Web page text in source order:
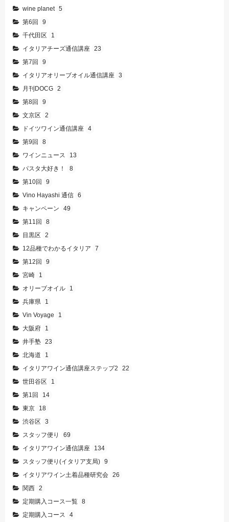
wine planet 5
第6回
9
千代田区
1
イタリアチーズ通信講座 23
第7回
9
イタリアオリーブオイル通信講座 3
月刊DOCG 2
第8回
9
文京区
2
ドイツワイン通信講座 4
第9回
8
ワインニュース
13
パスタ大好き！
8
第10回
9
Vino Hayashi 通信 6
キャンペーン
49
第11回
8
目黒区
2
12品種でわかるイタリア
7
第12回
9
宮崎
1
オリーブオイル
1
兵庫県
1
Vin Voyage
1
大阪府
1
井手塾 23
北海道
1
イタリアワイン通信講座ステップ2
22
世田谷区
1
第1回
14
東京
18
渋谷区
3
スタッフ便り
69
イタリアワイン通信講座
134
スタッフ便り(イタリア支局) 9
イタリアワイン土着品種研究会 26
関西 2
定期購入コース一覧 8
定期購入コース
4